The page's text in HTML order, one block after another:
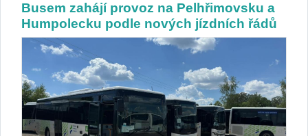
Busem zahájí provoz na Pelhřimovsku a
Humpolecku podle nových jízdních řádů